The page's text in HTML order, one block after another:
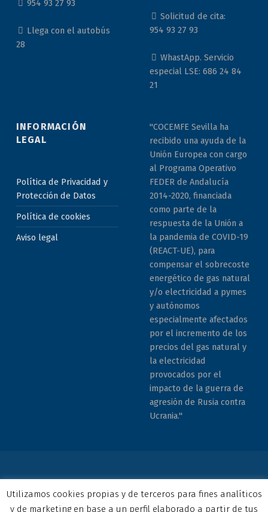
954 93 27 93
Llega con el autobús
28
Solicitud de cita:
954 93 27 93
WhastApp. Servicio
especial LSE: 686 24 84
21
INFORMACIÓN
LEGAL
Política de Privacidad y
Protección de Datos
Política de cookies
Aviso legal
"COCEMFE Sevilla ha
recibido una ayuda de la
Unión Europea con cargo
al Programa Operativo
FEDER de Andalucía
2014-2020, financiada
como parte de la
respuesta de la Unión a
la pandemia de COVID-19
(REACT-UE), para
compensar el sobrecoste
energético de gas natural
y/o electricidad a pymes
y autónomos
especialmente afectados
por el incremento de los
precios del gas natural y
la electricidad
provocados por el
impacto de la guerra de
agresión de Rusia contra
Ucrania."
© 2026 COCEMFE Sevilla. Todos los derechos reservados. All
Utilizamos cookies propias y de terceros para fines analíticos
y de marketing en base a un perfil elaborado a partir de tus